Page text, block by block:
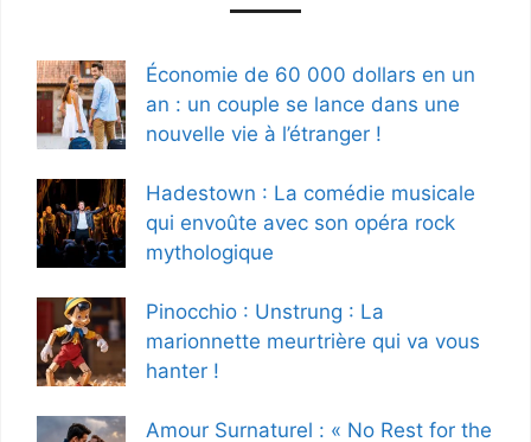
Économie de 60 000 dollars en un
an : un couple se lance dans une
nouvelle vie à l’étranger !
Hadestown : La comédie musicale
qui envoûte avec son opéra rock
mythologique
Pinocchio : Unstrung : La
marionnette meurtrière qui va vous
hanter !
Amour Surnaturel : « No Rest for the